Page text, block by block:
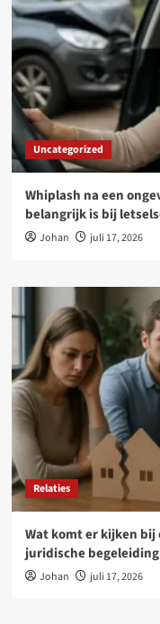
Uncategorized
Whiplash na een
belangrijk is bij
Johan juli 17, 2026
Relaties
Wat komt er kijken bij
juridische
Johan juli 17, 2026